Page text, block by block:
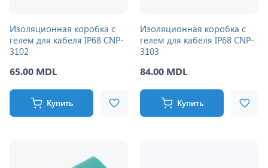
Изоляционная коробка с
гелем для кабеля IP68 CNP-
3102
65.00 MDL
Купить
Изоляционная коробка с
гелем для кабеля IP68 CNP-
3103
84.00 MDL
Купить